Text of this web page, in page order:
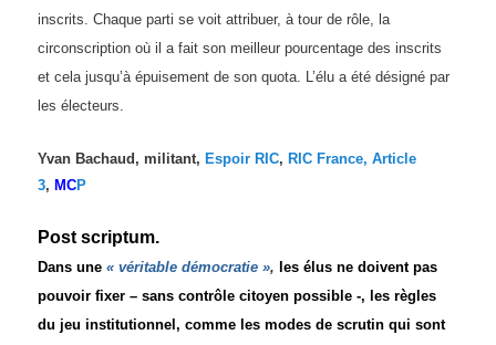
inscrits.Chaque parti se voit attribuer, à tour de rôle, la
circonscription où il a fait son meilleurpourcentage des inscrits
et cela jusqu’à épuisement de son quota. L’élu a été désigné par
les électeurs.
Yvan Bachaud, militant, Espoir RIC, RIC France, Article
3, MCP
Post scriptum.
Dans une« véritable démocratie », les élus ne doivent pas
pouvoir fixer –sans contrôle citoyen possible -, les règles
du jeu institutionnel, comme les modes de scrutin qui sont